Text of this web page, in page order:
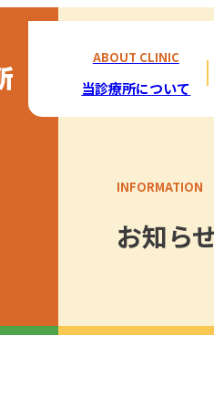
ABOUT CLINIC
当診療所について
INFORMATION
お知ら